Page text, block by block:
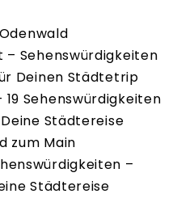
– Sehenswürdigkeiten
Deinen Städtetrip
Sehenswürdigkeiten
Städtereise
zum Main
–
Städtereise